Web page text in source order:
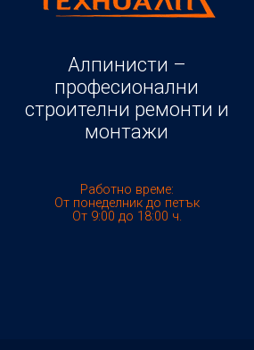
Алпинисти –
професионални
строителни ремонти и
монтажи
Работно време:
От понеделник до петък
От 9:00 до 18:00 ч.